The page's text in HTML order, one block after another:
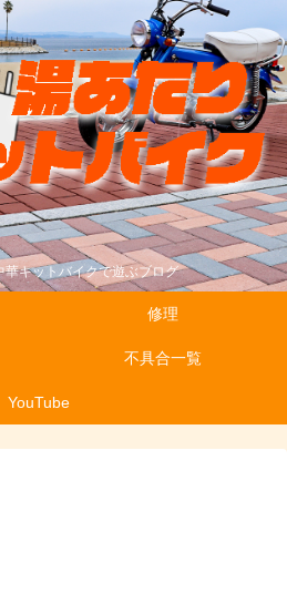
華キットバイクで遊ぶブログ
修理
不具合一覧
YouTube